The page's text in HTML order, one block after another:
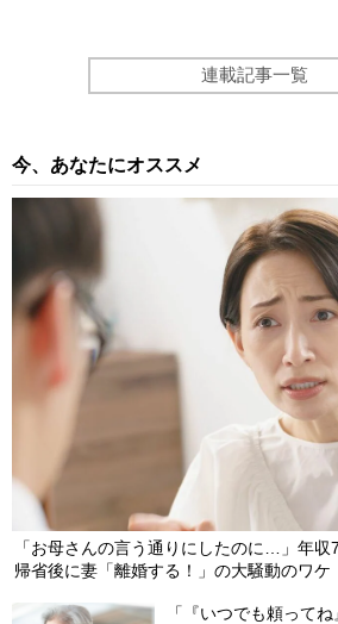
連載記事一覧
今、あなたにオススメ
「お母さんの言う通りにしたのに…」年
帰省後に妻「離婚する！」の大騒動のワケ
「『いつでも頼って